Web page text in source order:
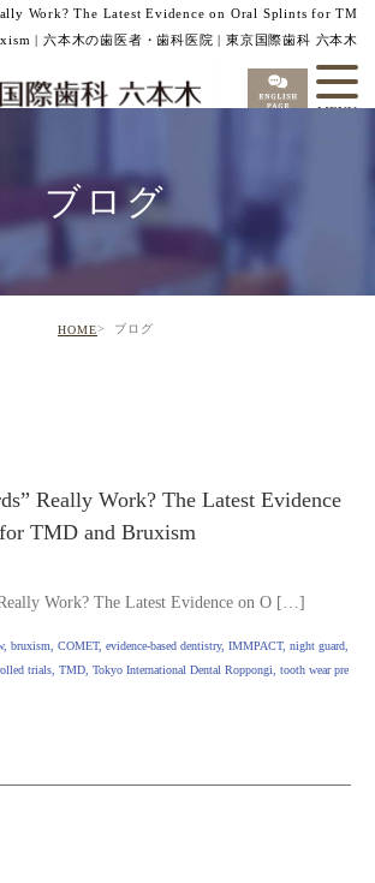
Work? The Latest Evidence on Oral Splints for TM
| 六本木の歯医者・歯科医院 | 東京国際歯科 六本木
ブログ
HOME ブログ
Really Work? The Latest Evidence
TMD and Bruxism
Work? The Latest Evidence on O […]
, bruxism COMET, evidence‑based dentistry, IMMPACT, night guard
trials TMD Tokyo International Dental Roppongi
tooth wear pre